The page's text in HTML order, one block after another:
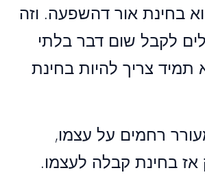
בחינת אור דהשפעה. וזה
לקבל שום דבר בלתי
צריך להיות בחינת
רחמים על עצמו,
בחינת קבלה לעצמו.